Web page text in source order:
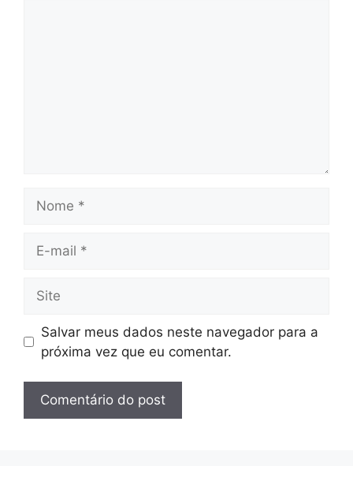
mail
Salvar meus dados neste navegador para a
próxima vez que eu comentar.